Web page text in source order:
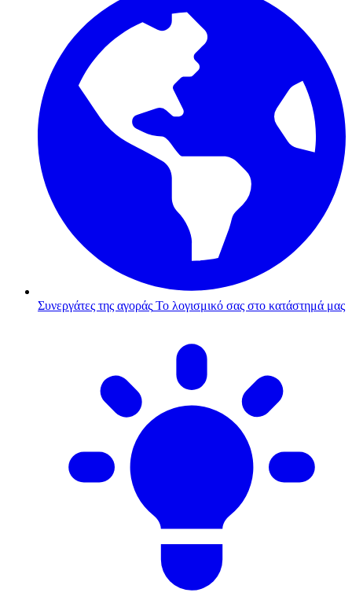
Συνεργάτες της αγοράς Το λογισμικό σας στο κατάστημά μας